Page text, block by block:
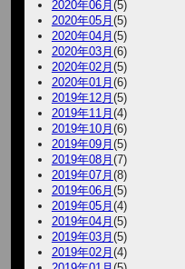
2020年06月(5)
2020年05月(5)
2020年04月(5)
2020年03月(6)
2020年02月(5)
2020年01月(6)
2019年12月(5)
2019年11月(4)
2019年10月(6)
2019年09月(5)
2019年08月(7)
2019年07月(8)
2019年06月(5)
2019年05月(4)
2019年04月(5)
2019年03月(5)
2019年02月(4)